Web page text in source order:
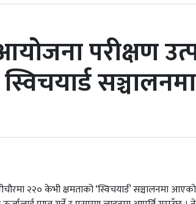
परीक्षण
सञ्चालनमा
२२० केभी क्षमताको ‘स्विचयार्ड’ सञ्चालनमा